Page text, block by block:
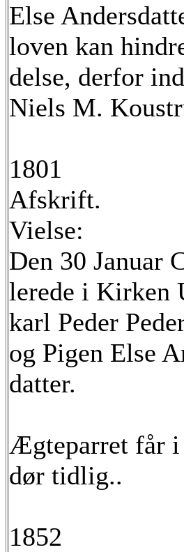
Else
loven kan
delse, derfor
Niels M.
1801
Afskrift.
Vielse:
Den 30 Januar
lerede i Kirken
karl Peder
og Pigen Else
datter.
Ægteparret får i
dør tidlig..
1852